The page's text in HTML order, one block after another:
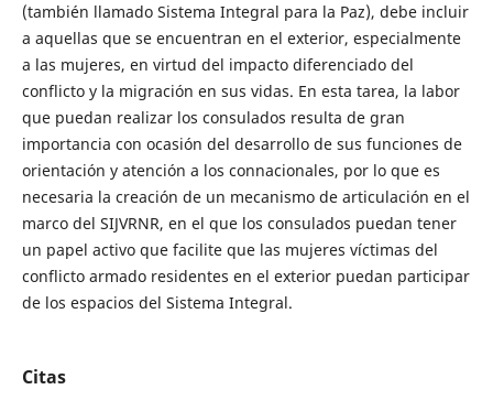
(también llamado Sistema Integral para la Paz), debe incluir
a aquellas que se encuentran en el exterior, especialmente
a las mujeres, en virtud del impacto diferenciado del
conflicto y la migración en sus vidas. En esta tarea, la labor
que puedan realizar los consulados resulta de gran
importancia con ocasión del desarrollo de sus funciones de
orientación y atención a los connacionales, por lo que es
necesaria la creación de un mecanismo de articulación en el
marco del SIJVRNR, en el que los consulados puedan tener
un papel activo que facilite que las mujeres víctimas del
conflicto armado residentes en el exterior puedan participar
de los espacios del Sistema Integral.
Citas